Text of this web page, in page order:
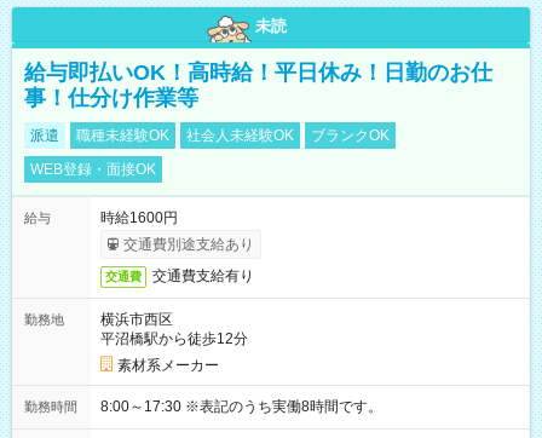
未読
給与即払いOK！高時給！平日休み！日勤のお仕
事！仕分け作業等
派遣 職種未経験OK 社会人未経験OK
ブランクOK
WEB登録・面接OK
給与
時給1600円
交通費別途支給あり
交通費 交通費支給有り
勤務地
横浜市西区
平沼橋駅から徒歩12分
素材系メーカー
勤務時間 8:00～17:30 ※表記のうち実働8時間です。